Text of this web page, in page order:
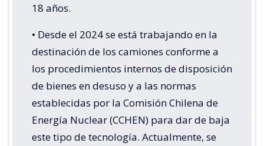
18 años.
• Desde el 2024 se está trabajando en la
destinación de los camiones conforme a
los procedimientos internos de disposición
de bienes en desuso y a las normas
establecidas por la Comisión Chilena de
Energía Nuclear (CCHEN) para dar de baja
este tipo de tecnología. Actualmente, se